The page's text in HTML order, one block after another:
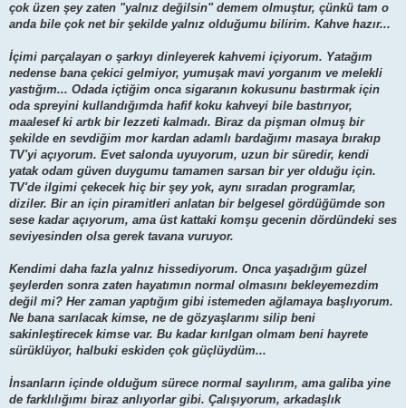
çok üzen şey zaten "yalnız değilsin" demem olmuştur, çünkü tam o
anda bile çok net bir şekilde yalnız olduğumu bilirim. Kahve hazır...
İçimi parçalayan o şarkıyı dinleyerek kahvemi içiyorum. Yatağım
nedense bana çekici gelmiyor, yumuşak mavi yorganım ve melekli
yastığım... Odada içtiğim onca sigaranın kokusunu bastırmak için
oda spreyini kullandığımda hafif koku kahveyi bile bastırıyor,
maalesef ki artık bir lezzeti kalmadı. Biraz da pişman olmuş bir
şekilde en sevdiğim mor kardan adamlı bardağımı masaya bırakıp
TV'yi açıyorum. Evet salonda uyuyorum, uzun bir süredir, kendi
yatak odam güven duygumu tamamen sarsan bir yer olduğu için.
TV'de ilgimi çekecek hiç bir şey yok, aynı sıradan programlar,
diziler. Bir an için piramitleri anlatan bir belgesel gördüğümde son
sese kadar açıyorum, ama üst kattaki komşu gecenin dördündeki ses
seviyesinden olsa gerek tavana vuruyor.
Kendimi daha fazla yalnız hissediyorum. Onca yaşadığım güzel
şeylerden sonra zaten hayatımın normal olmasını bekleyemezdim
değil mi? Her zaman yaptığım gibi istemeden ağlamaya başlıyorum.
Ne bana sarılacak kimse, ne de gözyaşlarımı silip beni
sakinleştirecek kimse var. Bu kadar kırılgan olmam beni hayrete
sürüklüyor, halbuki eskiden çok güçlüydüm...
İnsanların içinde olduğum sürece normal sayılırım, ama galiba yine
de farklılığımı biraz anlıyorlar gibi. Çalışıyorum, arkadaşlık